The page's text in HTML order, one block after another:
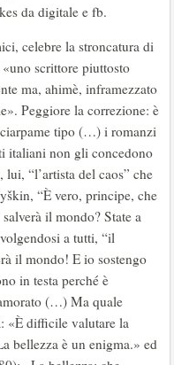
da digitale e fb.
celebre la stroncatura di
scrittore piuttosto
ma, ahimè, inframezzato
Peggiore la correzione: è
tipo (…) i romanzi
italiani non gli concedono
“l’artista del caos” che
“È vero, principe, che
il mondo? State a
a tutti, “il
il mondo! E io sostengo
in testa perché è
(…) Ma quale
«È difficile valutare la
bellezza è un enigma.» ed